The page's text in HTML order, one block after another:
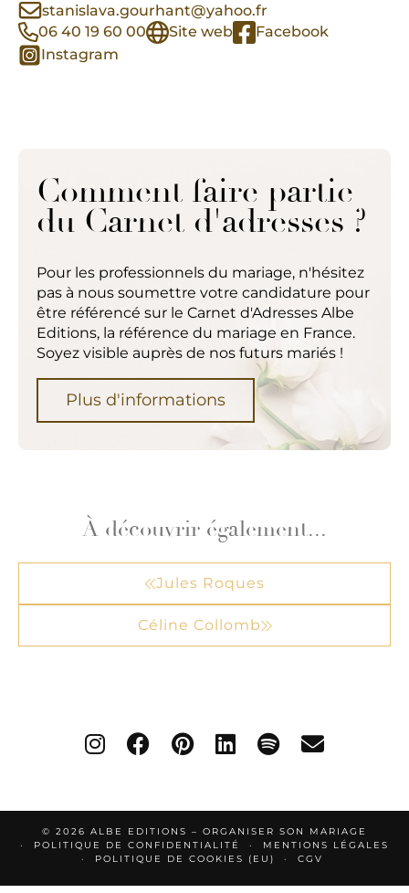
stanislava.gourhant@yahoo.fr
06 40 19 60 00
Site web
Facebook
Instagram
Comment faire partie
du Carnet d'adresses ?
Pour les professionnels du mariage, n'hésitez
pas à nous soumettre votre candidature pour
être référencé sur le Carnet d'Adresses Albe
Editions, la référence du mariage en France.
Soyez visible auprès de nos futurs mariés !
Plus d'informations
À découvrir également...
Jules Roques
Céline Collomb
© 2026 ALBE EDITIONS – ORGANISER SON MARIAGE
POLITIQUE DE CONFIDENTIALITÉ
MENTIONS LÉGALES
POLITIQUE DE COOKIES (EU)
CGV